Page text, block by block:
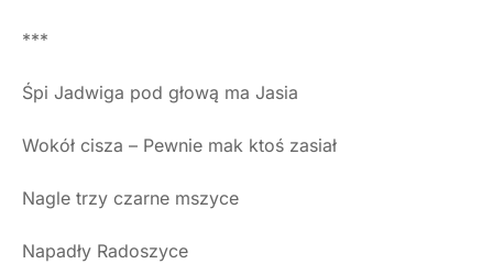
***
Śpi Jadwiga pod głową ma Jasia
Wokół cisza – Pewnie mak ktoś zasiał
Nagle trzy czarne mszyce
Napadły Radoszyce